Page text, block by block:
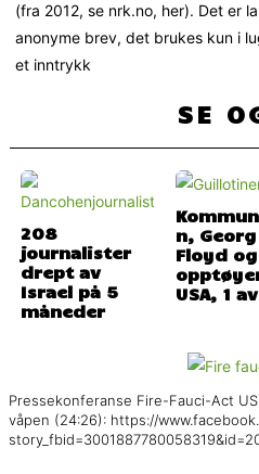
(fra 2012, se nrk.no, her). Det er
anonyme brev, det brukes kun i
et inntrykk
SE
208
journalister
drept av
Israel på 5
måneder
n, Georg
Floyd og
USA, 1
Pressekonferanse Fire-Fauci-Act
våpen (24:26): https://